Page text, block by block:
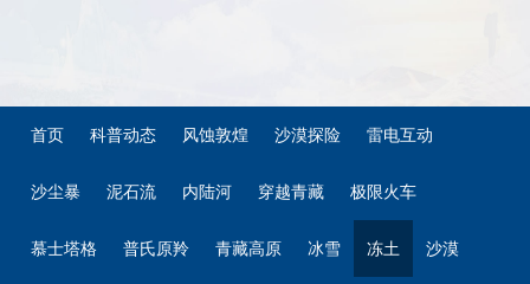
首页 科普动态 风蚀敦煌 沙漠探险 雷电互动
沙尘暴 泥石流 内陆河 穿越青藏 极限火车
慕士塔格 普氏原羚 青藏高原 冰雪 冻土 沙漠